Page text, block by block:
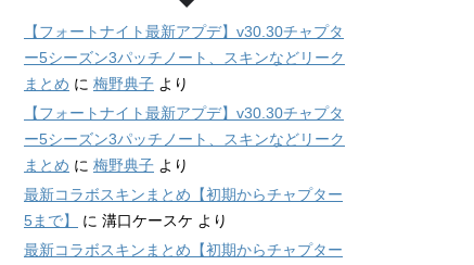
【フォートナイト最新アプデ】v30.30チャプタ
ー5シーズン3パッチノート、スキンなどリーク
まとめ に 梅野典子 より
【フォートナイト最新アプデ】v30.30チャプタ
ー5シーズン3パッチノート、スキンなどリーク
まとめ に 梅野典子 より
最新コラボスキンまとめ【初期からチャプター
5まで】
に 溝口ケースケ より
最新コラボスキンまとめ【初期からチャプター